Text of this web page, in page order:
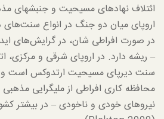
ائتلاف نهادهای مسیحیت و جنبشهای
اروپای میان دو جنگ در انواع
در صورت افراطی شان، در گرایش‌های
– ریشه دارد. در اروپای شرقی و
سنت دیرپای مسیحیت ارتدوکس است و
محافظه کاری افراطی از ملیگرایی
نیروهای خودی و ناخودی – در بیشتر